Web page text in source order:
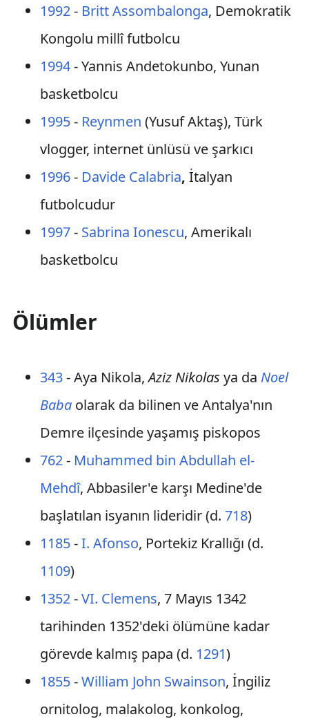
1992- Britt Assombalonga, Demokratik
Kongolu millî futbolcu
1994- Yannis Andetokunbo, Yunan
basketbolcu
1995- Reynmen (Yusuf Aktaş), Türk
vlogger, internet ünlüsü ve şarkıcı
1996- Davide Calabria, İtalyan
futbolcudur
1997- Sabrina Ionescu, Amerikalı
basketbolcu
Ölümler
343- Aya Nikola,Aziz Nikolas ya da Noel
Babaolarak da bilinen ve Antalya'nın
Demre ilçesinde yaşamış piskopos
762- Muhammed bin Abdullah el-
Mehdî, Abbasiler'e karşı Medine'de
başlatılan isyanın lideridir (d. 718)
1185-I. Afonso, Portekiz Krallığı (d.
1109)
1352-VI. Clemens, 7 Mayıs 1342
tarihinden 1352'deki ölümüne kadar
görevde kalmış papa (d. 1291)
1855-William John Swainson, İngiliz
ornitolog, malakolog, konkolog,